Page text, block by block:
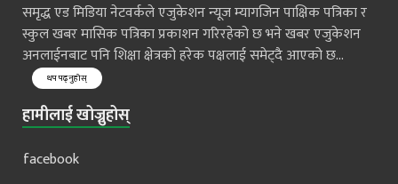
समृद्ध एड मिडिया नेटवर्कले एजुकेशन न्यूज म्यागजिन पाक्षिक पत्रिका र
स्कुल खबर मासिक पत्रिका प्रकाशन गरिरहेको छ भने खबर एजुकेशन
अनलाईनबाट पनि शिक्षा क्षेत्रको हरेक पक्षलाई समेट्दै आएको छ...
थप पढ्नुहोस्
हामीलाई खोज्नुहोस्
facebook